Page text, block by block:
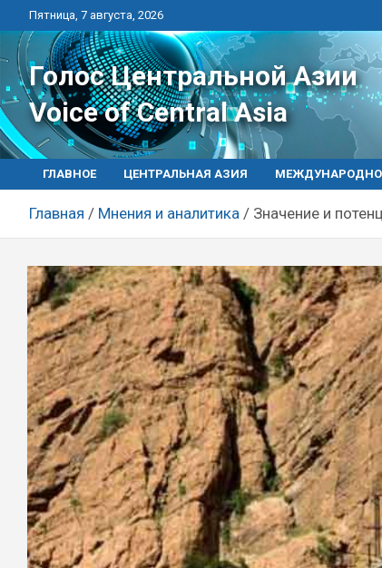
Перейти
к
контенту
Пятница, 7 августа, 2026
Голос Центральной Азии
Voice of Central Asia
ГЛАВНОЕ ЦЕНТРАЛЬНАЯ АЗИЯ
Главная Мнения и аналитика Значение и